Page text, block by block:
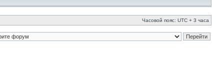
Часовой пояс: UTC + 3 часа